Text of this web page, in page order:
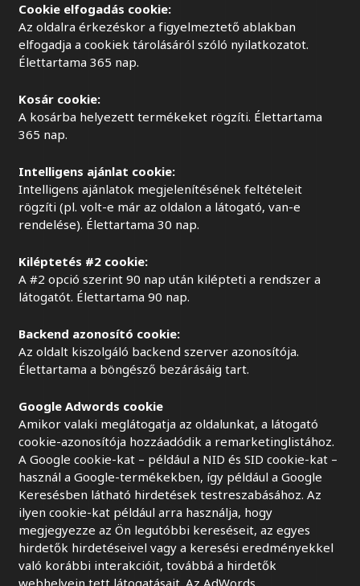
Cookie elfogadás cookie:
Az oldalra érkezéskor a figyelmeztető ablakban
elfogadja a cookiek tárolásáról szóló nyilatkozatot.
Élettartama 365 nap.
Kosár cookie:
A kosárba helyezett termékeket rögzíti. Élettartama
365 nap.
Intelligens ajánlat cookie:
Intelligens ajánlatok megjelenítésének feltételeit
rögzíti (pl. volt-e már az oldalon a látogató, van-e
rendelése). Élettartama 30 nap.
Kiléptetés #2 cookie:
A #2 opció szerint 90 nap után kilépteti a rendszer a
látogatót. Élettartama 90 nap.
Backend azonosító cookie:
Az oldalt kiszolgáló backend szerver azonosítója.
Élettartama a böngésző bezárásáig tart.
Google Adwords cookie
Amikor valaki meglátogatja az oldalunkat, a látogató
cookie-azonosítója hozzáadódik a remarketinglistához.
A Google cookie-kat – például a NID és SID cookie-kat –
használ a Google-termékekben, így például a Google
Keresésben látható hirdetések testreszabásához. Az
ilyen cookie-kat például arra használja, hogy
megjegyezze az Ön legutóbbi kereséseit, az egyes
hirdetők hirdetéseivel vagy a keresési eredményekkel
való korábbi interakcióit, továbbá a hirdetők
webhelyein tett látogatásait. Az AdWords